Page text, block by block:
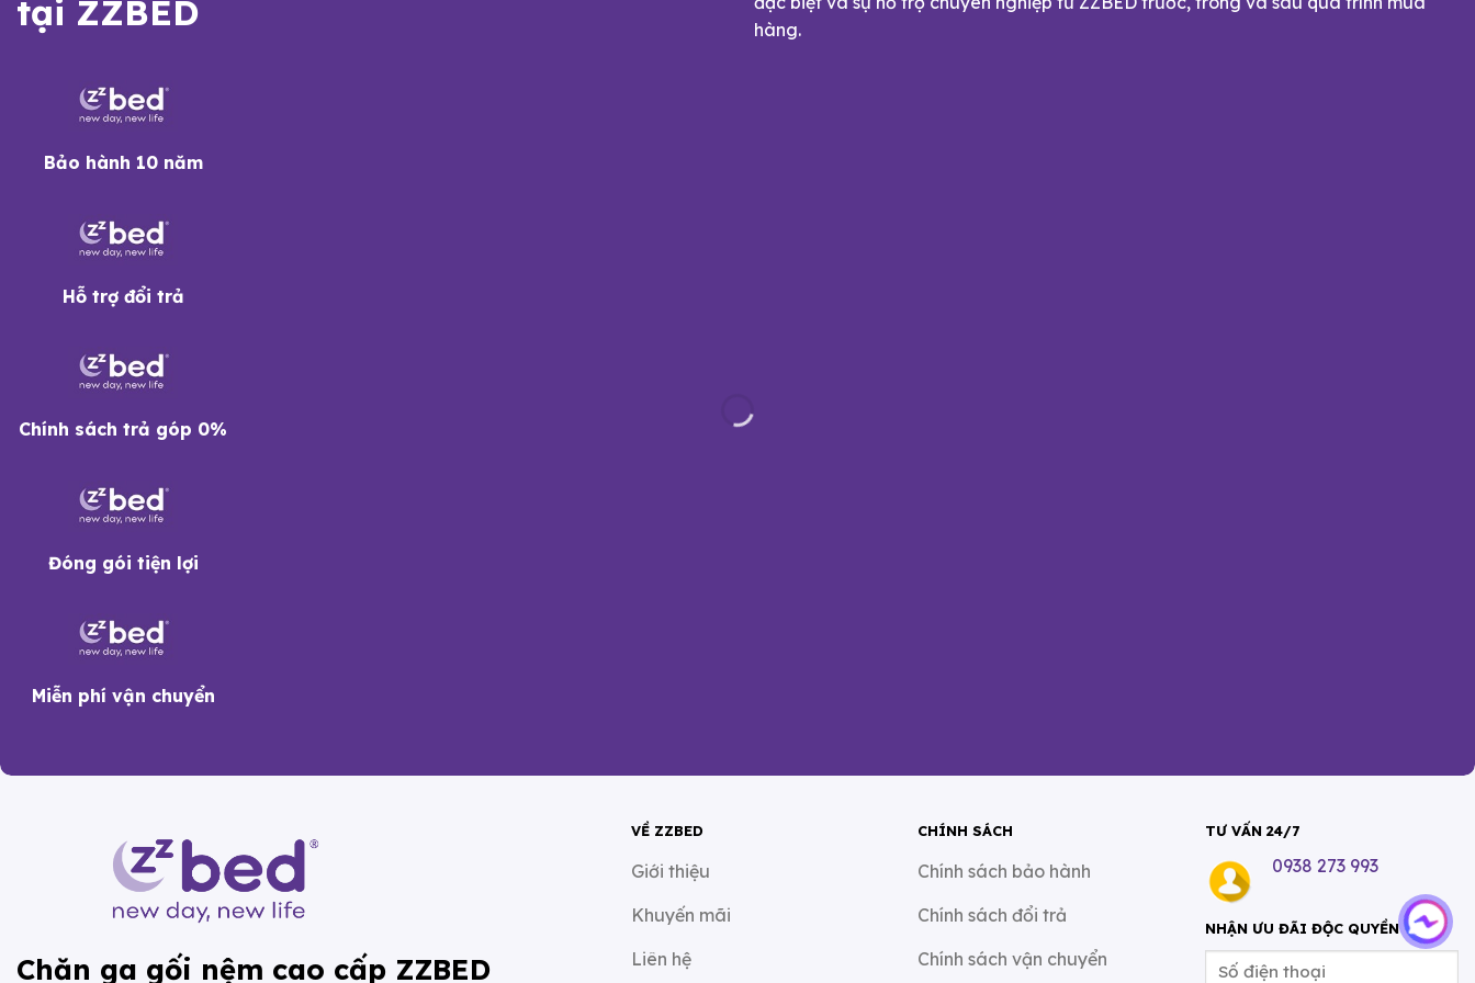
tại ZZBED
hàng.
Bảo hành 10 năm
Hỗ trợ đổi trả
Chính sách trả góp 0%
Đóng gói tiện lợi
Miễn phí vận chuyển
Chăn ga gối nệm cao cấp ZZBED
VỀ ZZBED
Giới thiệu
Khuyến mãi
Liên hệ
CHÍNH SÁCH
Chính sách bảo hành
Chính sách đổi trả
Chính sách vận chuyển
TƯ VẤN 24/7
0938 273 993
NHẬN ƯU ĐÃI ĐỘC QUYỀN